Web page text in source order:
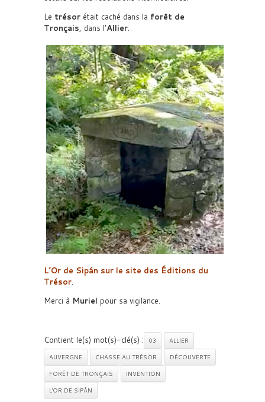
Le trésor était caché dans la forêt de
Tronçais, dans l’Allier.
L’Or de Sipán sur le site des Éditions du
Trésor.
Merci à Muriel pour sa vigilance.
Contient le(s) mot(s)-clé(s) : 03
ALLIER
AUVERGNE
CHASSE AU TRÉSOR
DÉCOUVERTE
FORÊT DE TRONÇAIS
INVENTION
L'OR DE SIPÁN